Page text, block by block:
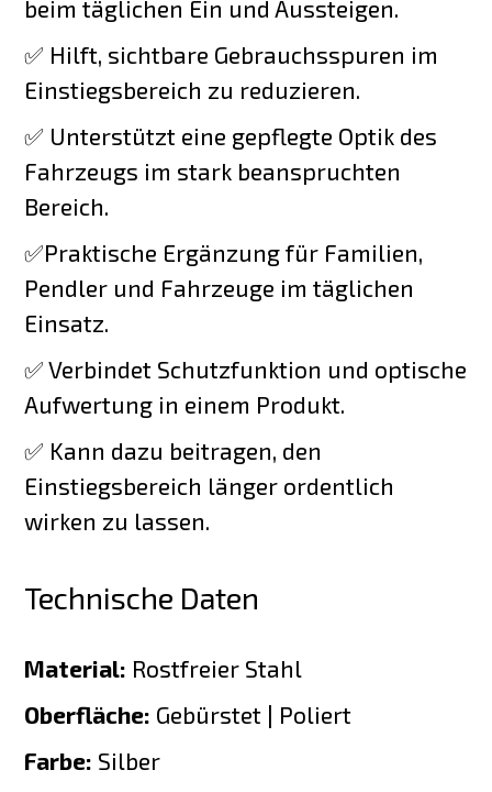
beim täglichen Ein und Aussteigen.
✅ Hilft, sichtbare Gebrauchsspuren im
Einstiegsbereich zu reduzieren.
✅ Unterstützt eine gepflegte Optik des
Fahrzeugs im stark beanspruchten
Bereich.
✅Praktische Ergänzung für Familien,
Pendler und Fahrzeuge im täglichen
Einsatz.
✅ Verbindet Schutzfunktion und optische
Aufwertung in einem Produkt.
✅ Kann dazu beitragen, den
Einstiegsbereich länger ordentlich
wirken zu lassen.
Technische Daten
Material: Rostfreier Stahl
Oberfläche: Gebürstet | Poliert
Farbe: Silber